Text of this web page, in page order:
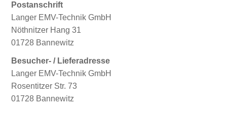
Postanschrift
Langer EMV-Technik GmbH
Nöthnitzer Hang 31
01728 Bannewitz
Besucher- / Lieferadresse
Langer EMV-Technik GmbH
Rosentitzer Str. 73
01728 Bannewitz